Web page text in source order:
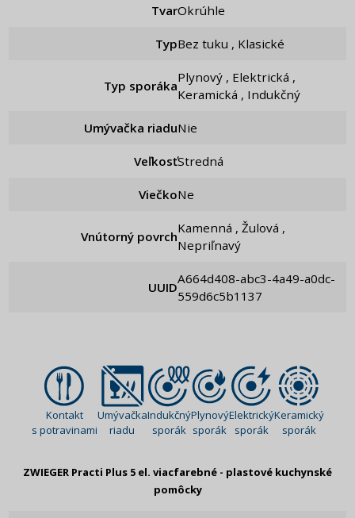
Tvar Okrúhle
Typ Bez tuku , Klasické
Typ sporáka
Plynový , Elektrická ,
Keramická , Indukčný
Umývačka riadu Nie
Veľkosť Stredná
Viečko ne
Vnútorný povrch
Kamenná , Žulová ,
Nepriľnavý
UUID
a664d408-abc3-4a49-a0dc-
559d6c5b1137
Kontakt
s potravinami
Umývačka
riadu
Indukčný
sporák
Plynový
sporák
Elektrický
sporák
Keramický
sporák
ZWIEGER Practi Plus 5 el. viacfarebné - plastové kuchynské
pomôcky